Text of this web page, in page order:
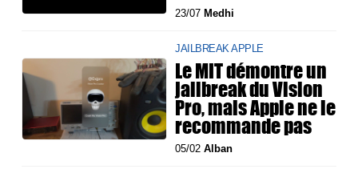
23/07 Medhi
JAILBREAK APPLE
Le MIT démontre un
jailbreak du Vision
Pro, mais Apple ne le
recommande pas
05/02Alban